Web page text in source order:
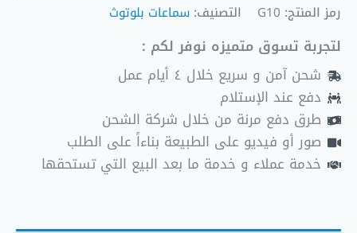
رمز المنتج: G10 التصنيف: سماعات بلوتوث
لتجربة تسوق متميزه نوفر لكم :
شحن آمن و سريع خلال ٤ أيام عمل
دفع عند الإستلام
طرق دفع مرنة من خلال شركة الشحن
صور أو فيديو على الطبيعة بناءاً على الطلب
خدمة عملاء و خدمة ما بعد البيع التي تستحقها